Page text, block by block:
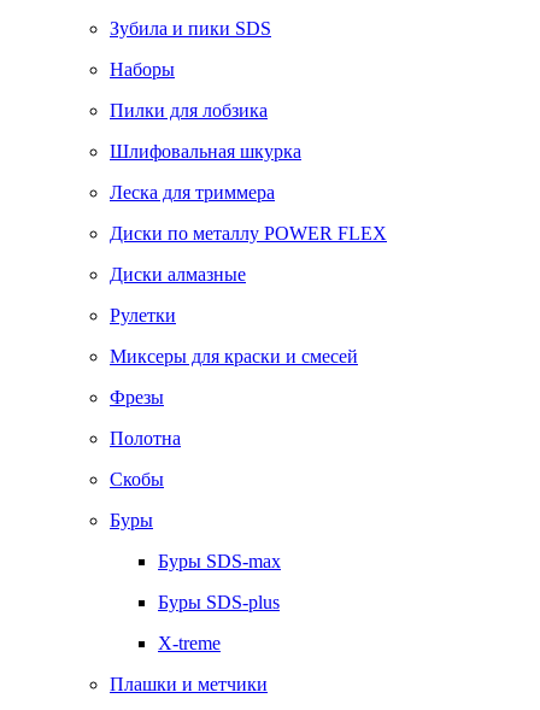
Зубила и пики SDS
Наборы
Пилки для лобзика
Шлифовальная шкурка
Леска для триммера
Диски по металлу POWER FLEX
Диски алмазные
Рулетки
Миксеры для краски и смесей
Фрезы
Полотна
Скобы
Буры
Буры SDS-max
Буры SDS-plus
X-treme
Плашки и метчики